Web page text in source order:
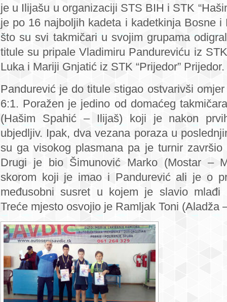
Marija
Gnjatić
Vladimir
Pandurević
najbolji
prvom
TOP-
u
je u Ilijašu u organizaciji STS BIH i STK
je po 16 najboljih kadeta i kadetkinja Bosne i
što su svi takmičari u svojim grupama
titule su pripale Vladimiru Pandureviću iz
Luka i Mariji Gnjatić iz STK “Prijedor” Prijedor.
Pandurević je do titule stigao ostvarivši
6:1. Poražen je jedino od domaćeg
(Hašim Spahić – Ilijaš) koji je nakon
ubjedljiv. Ipak, dva vezana poraza u
su ga visokog plasmana pa je turnir završio
Drugi je bio Šimunović Marko (Mostar –
skorom koji je imao i Pandurević ali je o
međusobni susret u kojem je slavio mlađi
Treće mjesto osvojio je Ramljak Toni (Aladža